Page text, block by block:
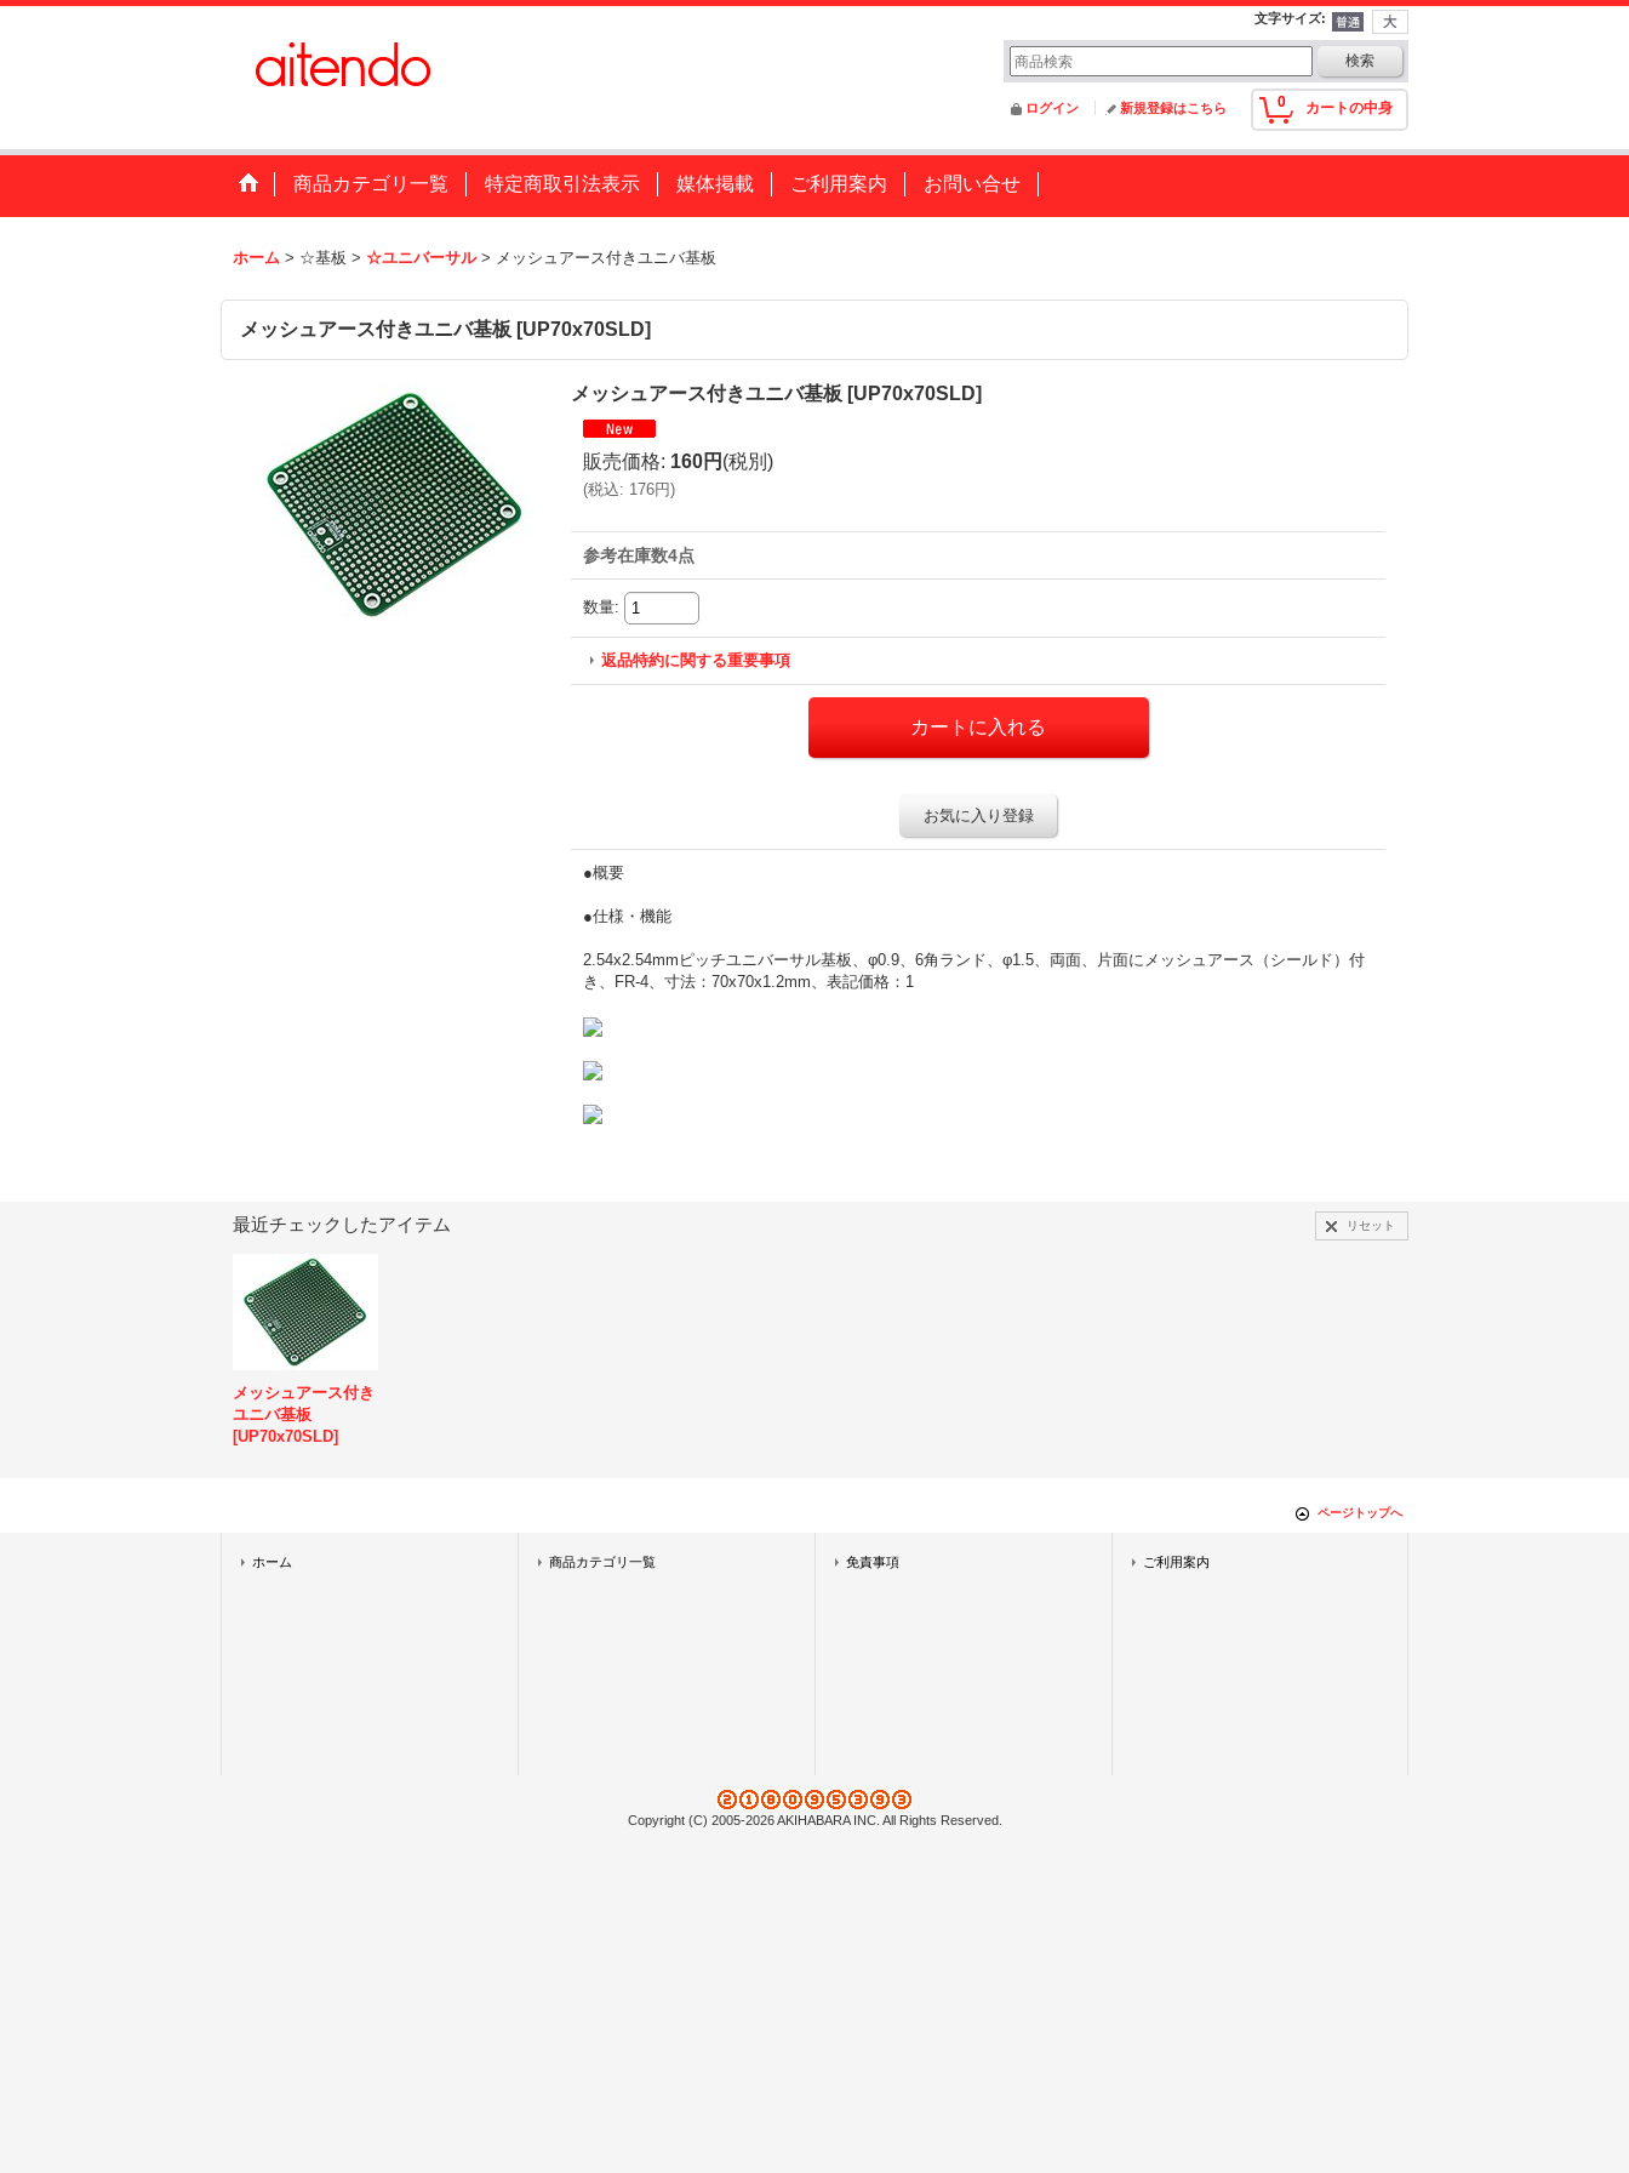
文字サイズ:
0 カートの中身
ログイン 新規登録はこちら
商品カテゴリ一覧 特定商取引法表示 媒体掲載 ご利用案内 お問い合せ
ホーム > ☆基板 > ☆ユニバーサル > メッシュアース付きユニバ基板
メッシュアース付きユニバ基板 [UP70x70SLD]
メッシュアース付きユニバ基板 [UP70x70SLD]
販売価格: 160円 (税別)
(税込: 176円)
参考在庫数4点
数量:
返品特約に関する重要事項
お気に入り登録
●概要
●仕様・機能
2.54x2.54mmピッチユニバーサル基板、φ0.9、6角ランド、φ1.5、両面、片面にメッシュアース（シールド）付
き、FR-4、寸法：70x70x1.2mm、表記価格：1
最近チェックしたアイテム リセット
メッシュアース付き
ユニバ基板
[UP70x70SLD]
ページトップへ
ホーム 商品カテゴリ一覧 免責事項 ご利用案内
Copyright (C) 2005-2026 AKIHABARA INC. All Rights Reserved.